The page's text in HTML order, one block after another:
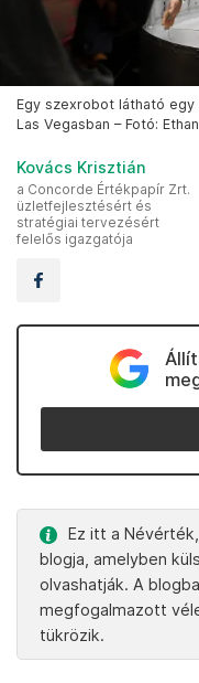
Egy szexrobot látható
Las Vegasban – Fotó:
Kovács Krisztián
a Concorde Értékpapír Zrt.
üzletfejlesztésért és
stratégiai tervezésért
felelős igazgatója
Ez itt a
blogja, amelyben
olvashatják. A
megfogalmazott
tükrözik.